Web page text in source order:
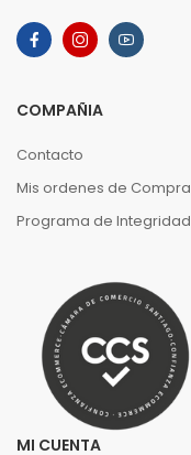
COMPAÑIA
Contacto
Mis ordenes de Compra
Programa de Integridad
MI CUENTA